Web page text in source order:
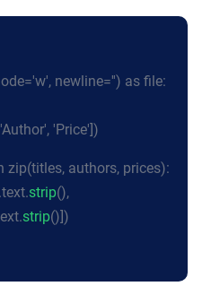
newline='') as file:
'Price'])
authors, prices):
strip(),
strip()])